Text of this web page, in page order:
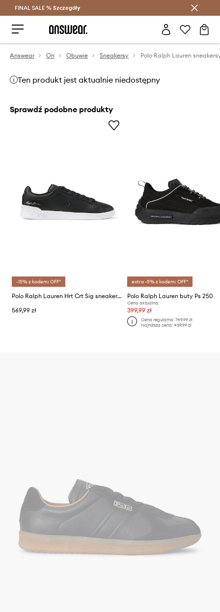
Oszczędzaj z Answear Club >
FINAL SALE % Szczegóły
Answear On Obuwie Sneakersy
Ten produkt jest aktualnie niedostępny
Sprawdź podobne produkty
-15% z kodem: OFF*
Polo Ralph Lauren Hrt Crt Sig sneakersy męskie skórzane
569,99 zł
extra -5% z kodem: OFF*
Polo Ralph Lauren buty Ps 250
Cena aktualna:
399,99 zł
Cena regularna: 749,99 zł
Najniższa cena: 439,99 zł